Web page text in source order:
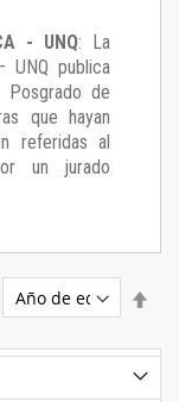
- UNQ: La
UNQ publica
de
que hayan
referidas al
un jurado